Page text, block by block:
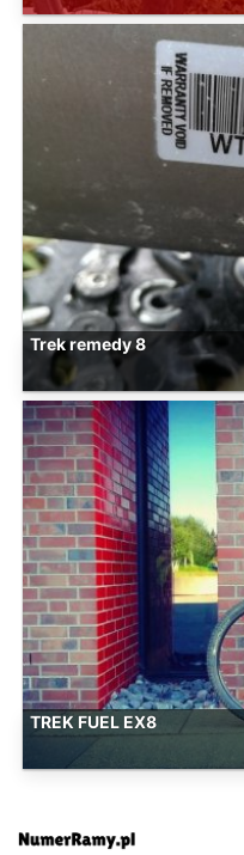
Trek remedy 8
TREK FUEL EX8